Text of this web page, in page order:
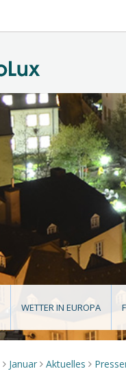
WETTER IN EUROPA
> Januar > Aktuelles >